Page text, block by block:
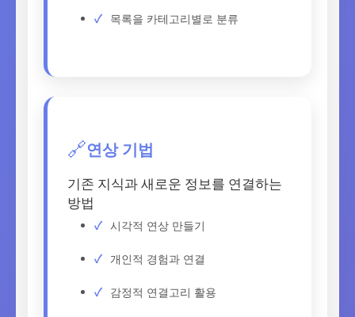
목록을 카테고리별로 분류
🔗연상 기법
기존 지식과 새로운 정보를 연결하는
방법
시각적 연상 만들기
개인적 경험과 연결
감정적 연결고리 활용